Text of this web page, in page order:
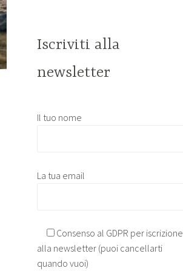
Iscriviti alla
newsletter
Il tuo nome
La tua email
Consenso al GDPR per iscrizione
alla newsletter (puoi cancellarti
quando vuoi)